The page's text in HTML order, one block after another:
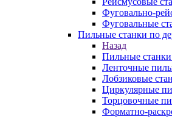
Фуговально-
Фуговальные
Пильные станки по
Назад
Пильные станки
Ленточные
Лобзиковые
Циркулярные
Торцовочные
Форматно-